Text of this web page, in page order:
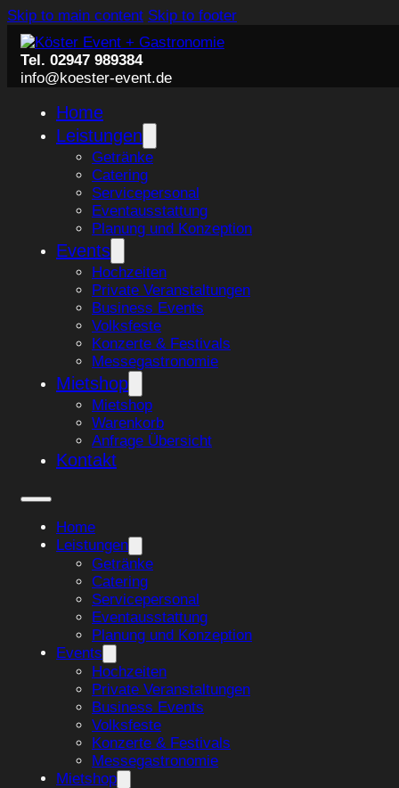
Skip to main content Skip to footer
Tel. 02947 989384
info@koester-event.de
Home
Leistungen
Getränke
Catering
Servicepersonal
Eventausstattung
Planung und Konzeption
Events
Hochzeiten
Private Veranstaltungen
Business Events
Volksfeste
Konzerte & Festivals
Messegastronomie
Mietshop
Mietshop
Warenkorb
Anfrage Übersicht
Kontakt
Home
Leistungen
Getränke
Catering
Servicepersonal
Eventausstattung
Planung und Konzeption
Events
Hochzeiten
Private Veranstaltungen
Business Events
Volksfeste
Konzerte & Festivals
Messegastronomie
Mietshop